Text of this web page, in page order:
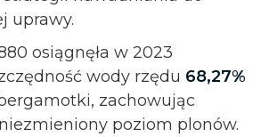
uprawy.
osiągnęła w 2023
wody rzędu 68,27%
zachowując
poziom plonów.